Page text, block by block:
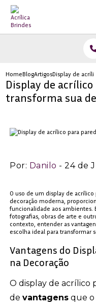
HomeBlogArtigosDisplay de
Display de
transforma sua
Por: Danilo - 24 de
O uso de um display de
decoração moderna,
funcionalidade aos ambientes.
fotografias, obras de arte e
contexto, entender as
escolha ideal para transformar
Vantagens do
na Decoração
O display de acrílico
devantagens que